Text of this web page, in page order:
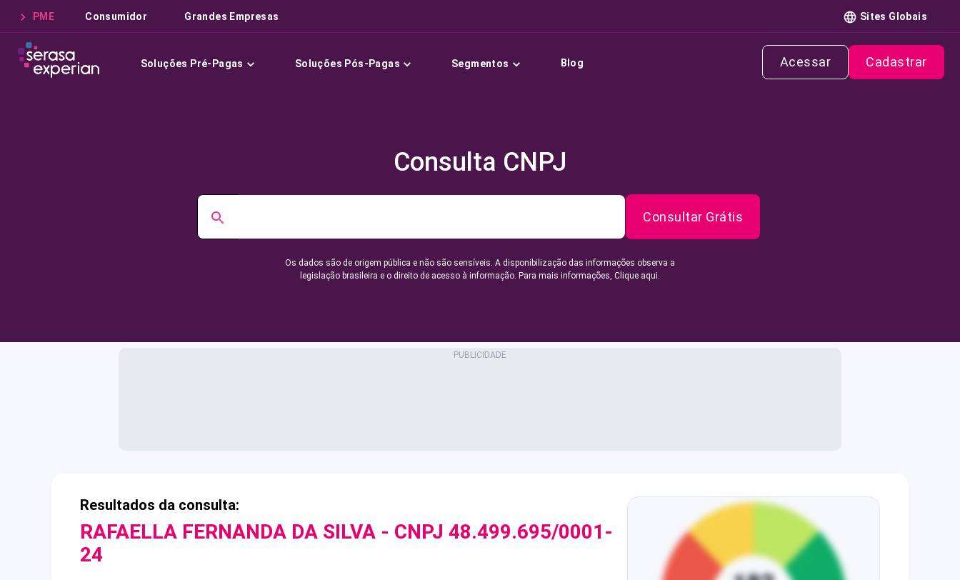
PME Consumidor Grandes Empresas Sites Globais
Soluções Pré-Pagas Soluções Pós-Pagas Segmentos Blog Acessar Cadastrar
Consulta CNPJ
Consultar Grátis
Os dados são de origem pública e não são sensíveis. A disponibilização das informações observa a
legislação brasileira e o direito de acesso à informação. Para mais informações, Clique aqui.
Resultados da consulta:
RAFAELLA FERNANDA DA SILVA - CNPJ 48.499.695/0001-
24